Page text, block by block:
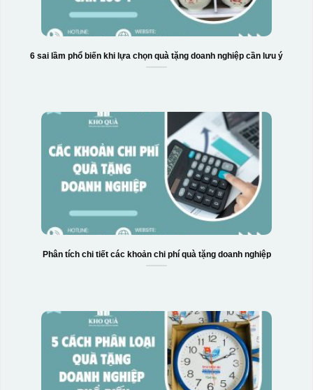
6 sai lầm phổ biến khi lựa chọn quà tặng doanh nghiệp cần lưu ý
Phân tích chi tiết các khoản chi phí quà tặng doanh nghiệp